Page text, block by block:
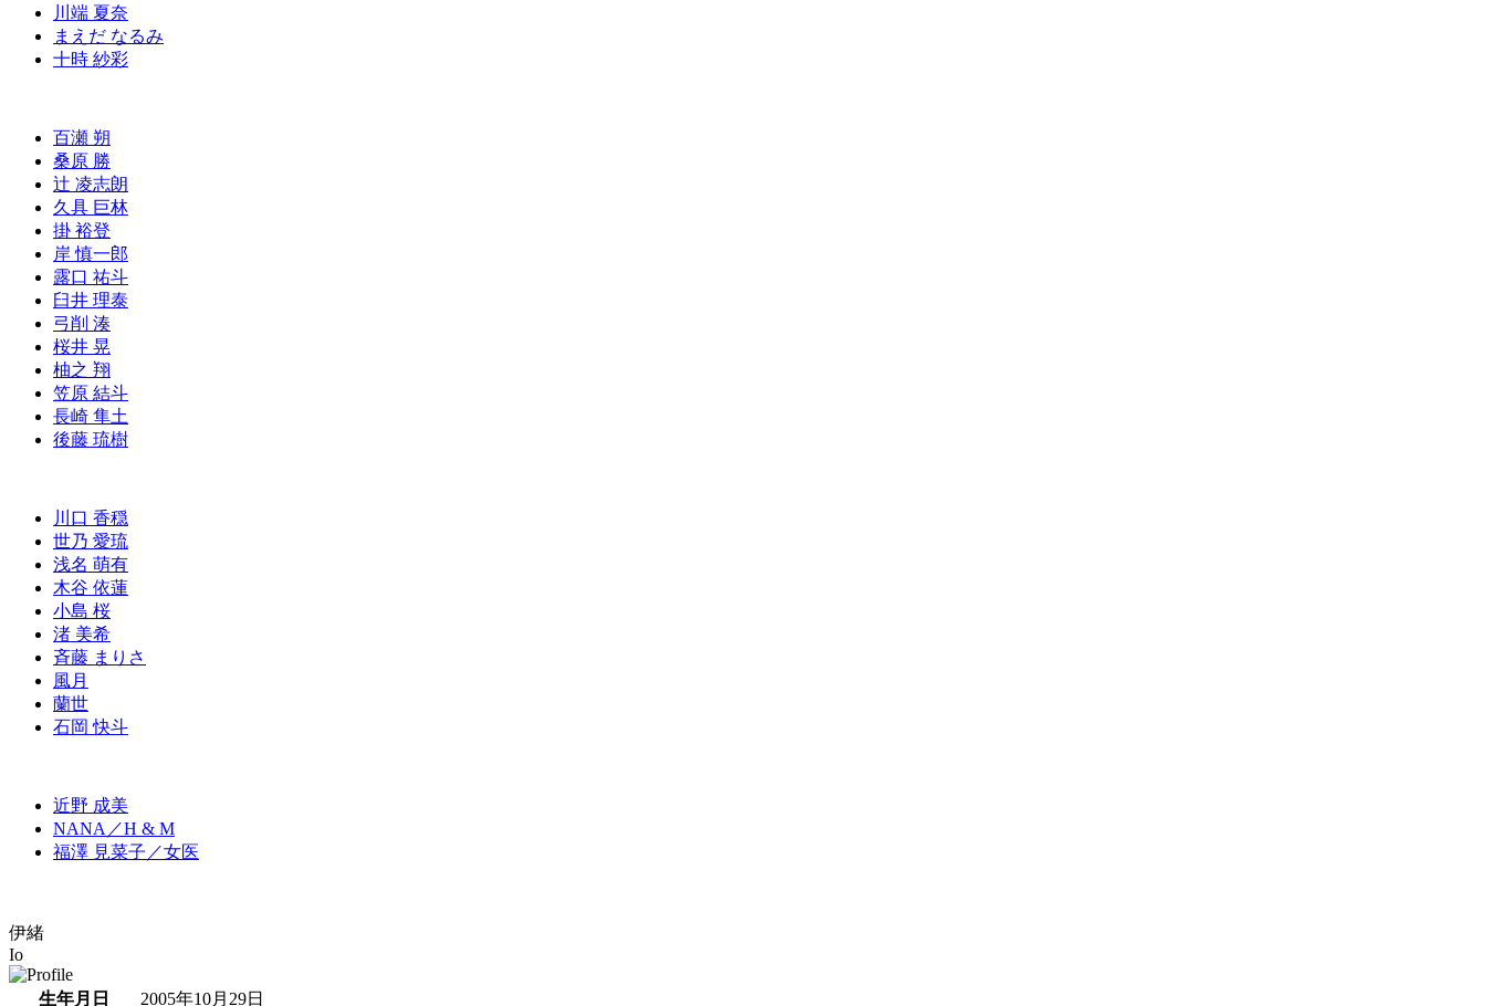
川端 夏奈
まえだ なるみ
十時 紗彩
百瀬 朔
桑原 勝
辻 凌志朗
久具 巨林
掛 裕登
岸 慎一郎
露口 祐斗
臼井 理泰
弓削 湊
桜井 晃
柚之 翔
笠原 結斗
長崎 隼土
後藤 琉樹
川口 香穏
世乃 愛琉
浅名 萌有
木谷 依蓮
小島 桜
渚 美希
⻫藤 まりさ
風月
蘭世
石岡 快斗
近野 成美
NANA／H & M
福澤 見菜子／女医
伊緒
Io
生年月日 2005年10月29日